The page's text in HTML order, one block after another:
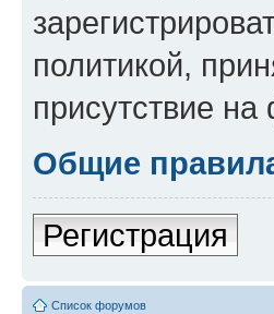
политикой,
присутствие
Общие
Регистрация
Список форумов